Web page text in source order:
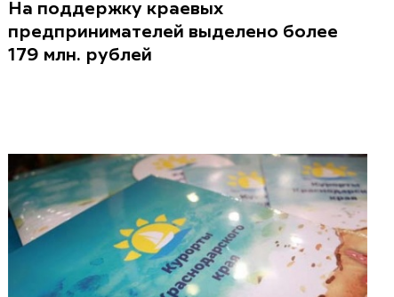
На поддержку краевых
предпринимателей выделено более
179 млн. рублей